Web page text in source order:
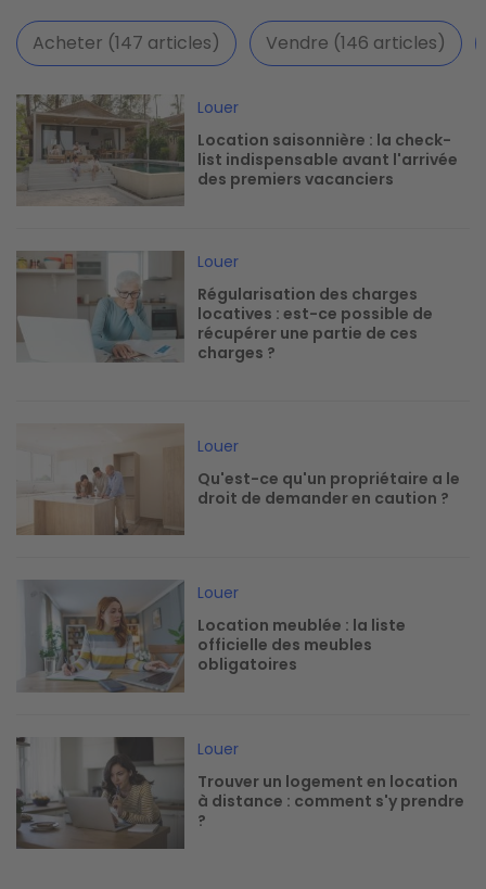
Acheter (147 articles) Vendre (146 articles)
Image
Louer
Location saisonnière : la check-
list indispensable avant l'arrivée
des premiers vacanciers
Image
Louer
Régularisation des charges
locatives : est-ce possible de
récupérer une partie de ces
charges ?
Louer
Qu'est-ce qu'un propriétaire a le
droit de demander en caution ?
Image
Louer
Location meublée : la liste
officielle des meubles
obligatoires
Image
Louer
Trouver un logement en location
à distance : comment s'y prendre
?